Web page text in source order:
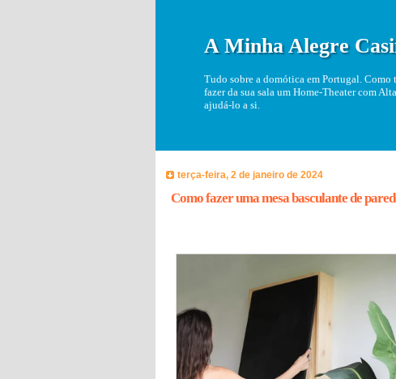
A Minha Alegre
Tudo sobre a domótica em Portugal.
fazer da sua sala um Home-Theater com
ajudá-lo a si.
terça-feira, 2 de janeiro de 2024
Como fazer uma mesa basculante de